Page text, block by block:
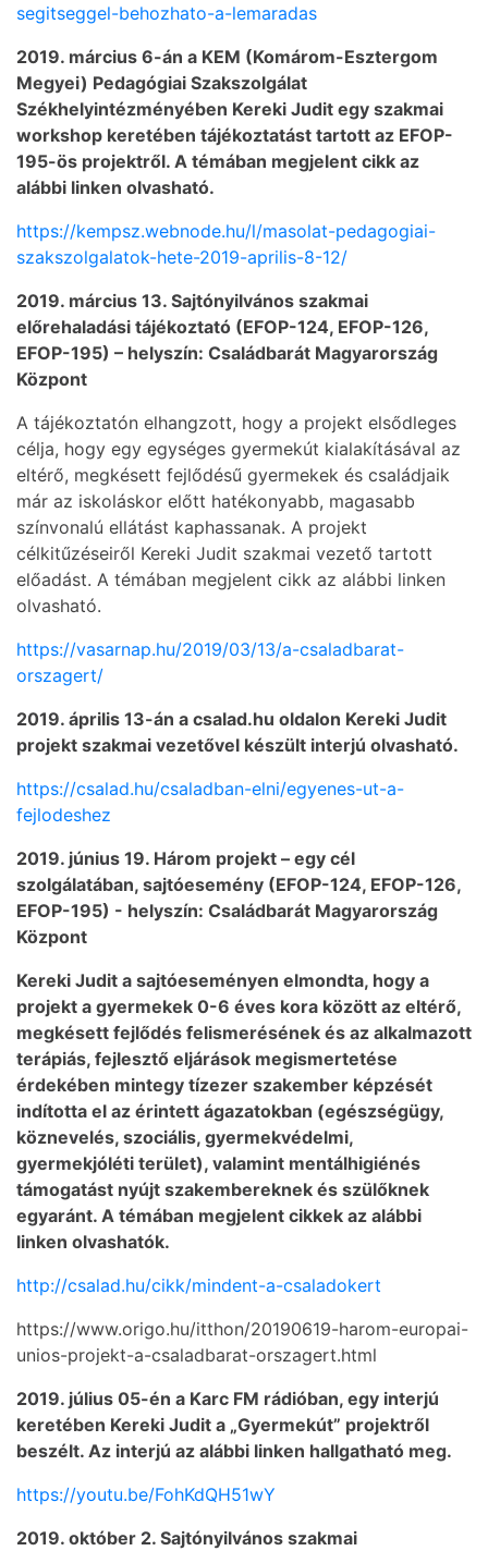
segitseggel-behozhato-a-lemaradas
2019. március 6-án a KEM (Komárom-Esztergom
Megyei) Pedagógiai Szakszolgálat
Székhelyintézményében Kereki Judit egy szakmai
workshop keretében tájékoztatást tartott az EFOP-
195-ös projektről. A témában megjelent cikk az
alábbi linken olvasható.
https://kempsz.webnode.hu/l/masolat-pedagogiai-
szakszolgalatok-hete-2019-aprilis-8-12/
2019. március 13. Sajtónyilvános szakmai
előrehaladási tájékoztató (EFOP-124, EFOP-126,
EFOP-195) – helyszín: Családbarát Magyarország
Központ
A tájékoztatón elhangzott, hogy a projekt elsődleges
célja, hogy egy egységes gyermekút kialakításával az
eltérő, megkésett fejlődésű gyermekek és családjaik
már az iskoláskor előtt hatékonyabb, magasabb
színvonalú ellátást kaphassanak. A projekt
célkitűzéseiről Kereki Judit szakmai vezető tartott
előadást. A témában megjelent cikk az alábbi linken
olvasható.
https://vasarnap.hu/2019/03/13/a-csaladbarat-
orszagert/
2019. április 13-án a csalad.hu oldalon Kereki Judit
projekt szakmai vezetővel készült interjú olvasható.
https://csalad.hu/csaladban-elni/egyenes-ut-a-
fejlodeshez
2019. június 19. Három projekt – egy cél
szolgálatában, sajtóesemény (EFOP-124, EFOP-126,
EFOP-195) - helyszín: Családbarát Magyarország
Központ
Kereki Judit a sajtóeseményen elmondta, hogy a
projekt a gyermekek 0-6 éves kora között az eltérő,
megkésett fejlődés felismerésének és az alkalmazott
terápiás, fejlesztő eljárások megismertetése
érdekében mintegy tízezer szakember képzését
indította el az érintett ágazatokban (egészségügy,
köznevelés, szociális, gyermekvédelmi,
gyermekjóléti terület), valamint mentálhigiénés
támogatást nyújt szakembereknek és szülőknek
egyaránt. A témában megjelent cikkek az alábbi
linken olvashatók.
http://csalad.hu/cikk/mindent-a-csaladokert
https://www.origo.hu/itthon/20190619-harom-europai-
unios-projekt-a-csaladbarat-orszagert.html
2019. július 05-én a Karc FM rádióban, egy interjú
keretében Kereki Judit a „Gyermekút” projektről
beszélt. Az interjú az alábbi linken hallgatható meg.
https://youtu.be/FohKdQH51wY
2019. október 2. Sajtónyilvános szakmai